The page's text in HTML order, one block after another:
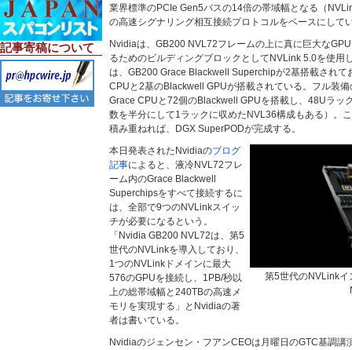
記事寄稿について
業界標準のPCIe Gen5バスの14倍の帯域幅となる（
の高速シグナリング相互接続プロトコルをベースにして
Nvidiaは、GB200 NVL72フレームの上に真に巨大な
るためのビルディングブロックとしてNVLink 5.0を使用
は、GB200 Grace Blackwell Superchipが2基搭載されて
CPUと2基のBlackwell GPUが搭載されている。フル装
Grace CPUと72個のBlackwell GPUを搭載し、48Uラッ
数を半分にして1ラックに収めたNVL36構成もある）。
積み重ねれば、DGX SuperPODが完成する。
第5世代のNVLinkイ
本日発表されたNvidiaのブログ
記事によると、液冷NVL72フレ
ーム内のGrace Blackwell
Superchipsをすべて接続するに
は、全部で9つのNVLinkスイッ
チが必要になるという。
「Nvidia GB200 NVL72は、第5
世代のNVLinkを導入しており、
1つのNVLinkドメインに最大
576のGPUを接続し、1PB/秒以
上の総帯域幅と240TBの高速メ
モリを実現する」とNvidiaの著
者は書いている。
Nvidiaのジェンセン・フアンCEOは月曜日のGTC基調講